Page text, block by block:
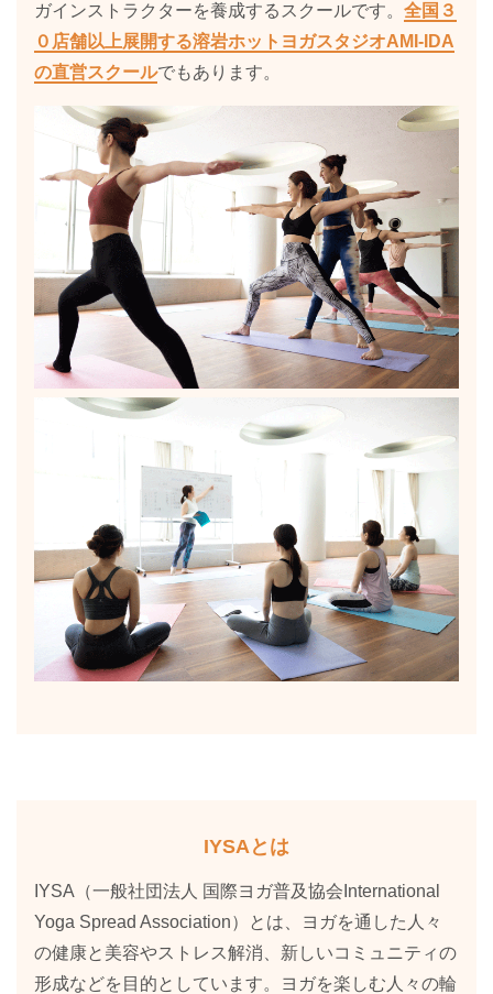
ガインストラクターを養成するスクールです。 全国３
０店舗以上展開する溶岩ホットヨガスタジオAMI-IDA
の直営スクールでもあります。
IYSAとは
IYSA（一般社団法人 国際ヨガ普及協会International
Yoga Spread Association）とは、ヨガを通した人々
の健康と美容やストレス解消、新しいコミュニティの
形成などを目的としています。ヨガを楽しむ人々の輪